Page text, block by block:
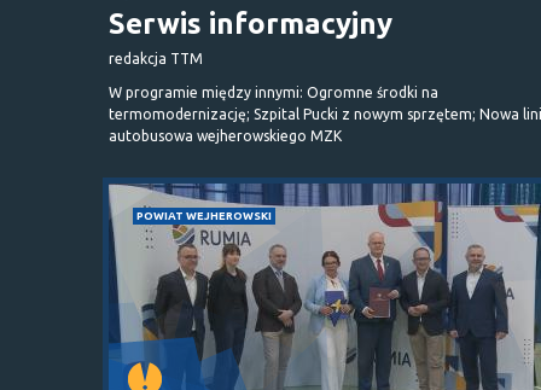
Serwis informacyjny
redakcja TTM
W programie między innymi: Ogromne środki na
termomodernizację; Szpital Pucki z nowym sprzętem; Nowa
autobusowa wejherowskiego MZK
POWIAT WEJHEROWSKI